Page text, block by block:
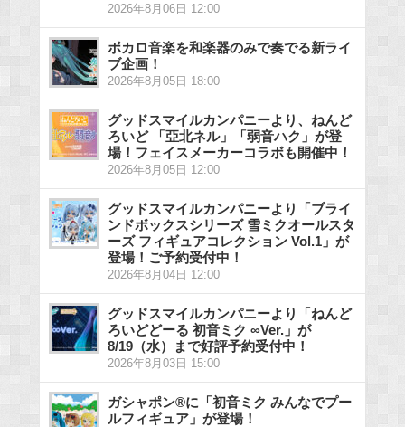
2026年8月06日 12:00
ボカロ音楽を和楽器のみで奏でる新ライ
ブ企画！
2026年8月05日 18:00
グッドスマイルカンパニーより、ねんど
ろいど 「亞北ネル」「弱音ハク」が登
場！フェイスメーカーコラボも開催中！
2026年8月05日 12:00
グッドスマイルカンパニーより「ブライ
ンドボックスシリーズ 雪ミクオールスタ
ーズ フィギュアコレクション Vol.1」が
登場！ご予約受付中！
2026年8月04日 12:00
グッドスマイルカンパニーより「ねんど
ろいどどーる 初音ミク ∞Ver.」が
8/19（水）まで好評予約受付中！
2026年8月03日 15:00
ガシャポン®に「初音ミク みんなでプー
ルフィギュア」が登場！